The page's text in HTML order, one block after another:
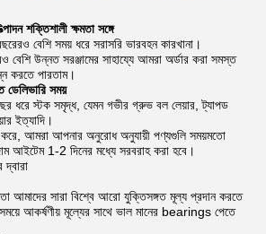
শক্তিশালী ক্ষমতা সঙ্গে
বেশি সময় ধরে সরাসরি ভারবহন কারখানা।
বেশি উন্নত সরঞ্জামের সাহায্যে আমরা অর্ডার করা সমস্ত
করতে পারতাম।
সময়
ধরে স্টক সমৃদ্ধ, যেমন গভীর গ্রুভ বল লেয়ার, ট্যাপড
ইত্যাদি।
করে, আমরা আপনার অনুরোধ অনুযায়ী পণ্যগুলি সময়মতো
আইটেম 1-2 দিনের মধ্যে সরবরাহ করা হবে।
দ্বারা
আমাদের সারা বিশ্বে আরো যুক্তিসঙ্গত মূল্য প্রদান করতে
আকর্ষণীয় মূল্যের সাথে ভাল মানের bearings পেতে